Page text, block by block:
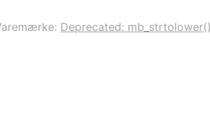
Deprecated: